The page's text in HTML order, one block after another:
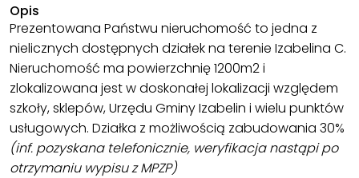
Opis
Prezentowana Państwu nieruchomość to jedna z
nielicznych dostępnych działek na terenie Izabelina C.
Nieruchomość ma powierzchnię 1200m2 i
zlokalizowana jest w doskonałej lokalizacji względem
szkoły, sklepów, Urzędu Gminy Izabelin i wielu punktów
usługowych. Działka z możliwością zabudowania 30%
(inf. pozyskana telefonicznie, weryfikacja nastąpi po
otrzymaniu wypisu z MPZP)